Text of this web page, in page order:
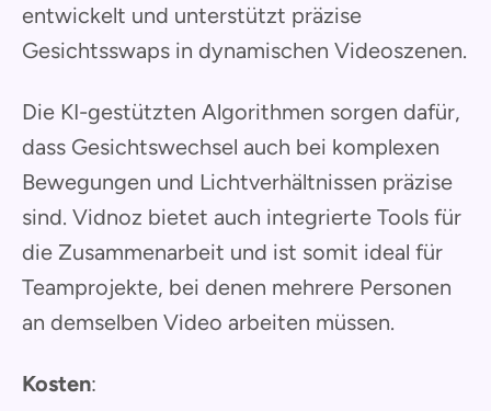
entwickelt und unterstützt präzise
Gesichtsswaps in dynamischen Videoszenen.
Die KI-gestützten Algorithmen sorgen dafür,
dass Gesichtswechsel auch bei komplexen
Bewegungen und Lichtverhältnissen präzise
sind. Vidnoz bietet auch integrierte Tools für
die Zusammenarbeit und ist somit ideal für
Teamprojekte, bei denen mehrere Personen
an demselben Video arbeiten müssen.
Kosten: